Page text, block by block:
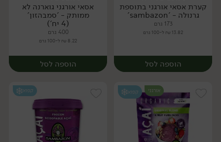
יח׳ יח׳
קערת אסאי אורגני בתוספת
גרנולה - 'sambazon'
173 גרם
13.82 ₪ ל-100 גרם
הוספה לסל
אסאי אורגני גוארנה לא
ממותק - 'סמבהזון'
(4 יח')
400 גרם
8.22 ₪ ל-100 גרם
הוספה לסל
אורגני קפוא קפוא